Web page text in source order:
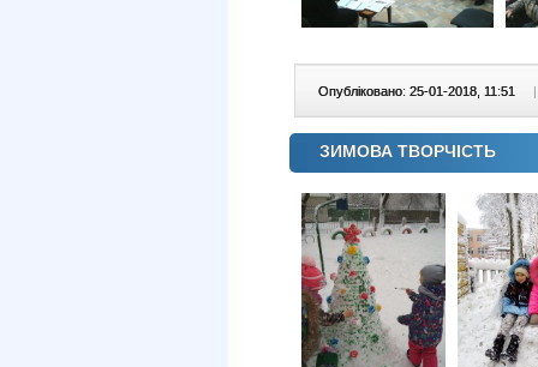
Опубліковано: 25-01-2018, 11:51 |
ЗИМОВА ТВОРЧІСТЬ